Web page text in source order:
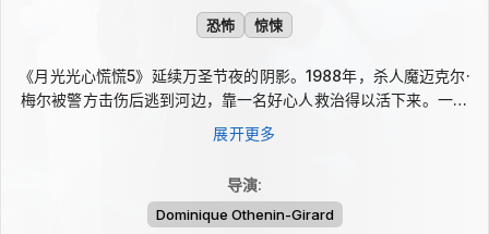
恐怖 惊悚
《月光光心慌慌5》延续万圣节夜的阴影。1988年，杀人魔迈克尔·
梅尔被警方击伤后逃到河边，靠一名好心人救治得以活下来。一年
后，伤愈的他杀死救命恩人，再次回到哈登菲尔德追杀甥女杰米。
杰米因此前的噩梦患上失语症，在儿童医院康复，却与迈克尔产生
做个了断。
展开更多
导演:
Dominique Othenin-Girard